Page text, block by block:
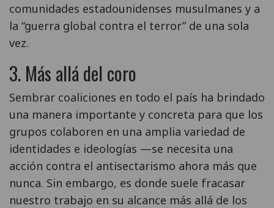
comunidades estadounidenses musulmanes y a
la “guerra global contra el terror” de una sola
vez.
3. Más allá del coro
Sembrar coaliciones en todo el país ha brindado
una manera importante y concreta para que los
grupos colaboren en una amplia variedad de
identidades e ideologías —se necesita una
acción contra el antisectarismo ahora más que
nunca. Sin embargo, es donde suele fracasar
nuestro trabajo en su alcance más allá de los